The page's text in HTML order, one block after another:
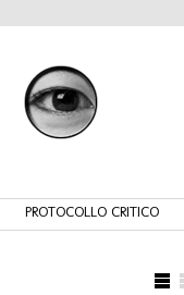
PROTOCOLLO CRITICO